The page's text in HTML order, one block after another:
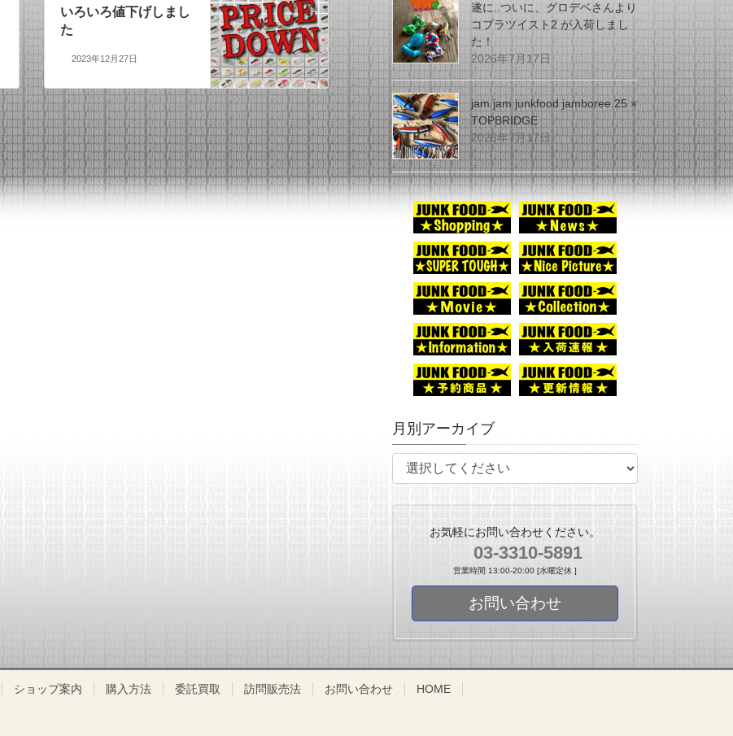
いろいろ値下げしまし
た
2023年12月27日
遂に..ついに、グロデベさんより
コブラツイスト2 が入荷しまし
た！
2026年7月17日
jam jam junkfood jamboree 25 ×
TOPBRIDGE
2026年7月17日
月別アーカイブ
お気軽にお問い合わせください。
03-3310-5891
営業時間 13:00-20:00 [水曜定休 ]
お問い合わせ
ショップ案内 購入方法 委託買取 訪問販売法 お問い合わせ HOME